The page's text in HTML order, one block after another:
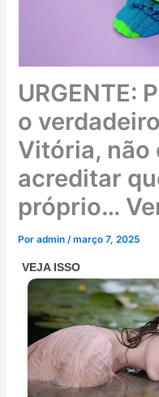
URGENTE:
o
Vitória, não
acreditar
próprio…
Poradmin/março 7, 2025